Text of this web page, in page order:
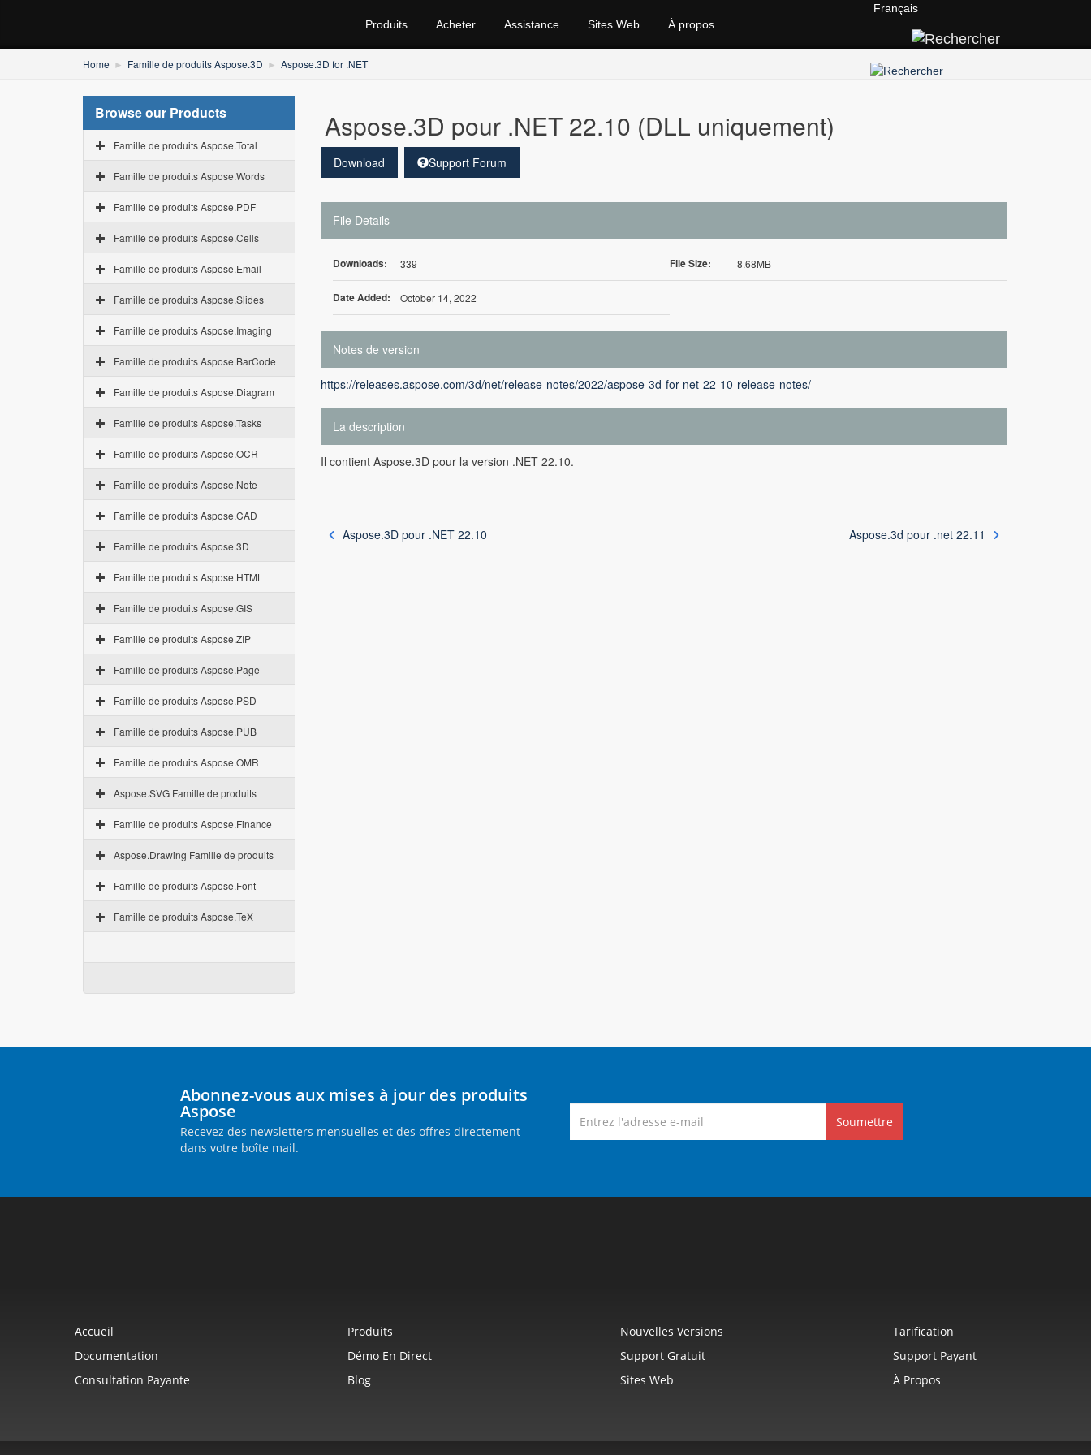
Français
Produits
Acheter Assistance Sites Web À propos
Home Famille de produits Aspose.3D Aspose.3D for .NET
Browse our Products
Famille de produits Aspose.Total
Famille de produits Aspose.Words
Famille de produits Aspose.PDF
Famille de produits Aspose.Cells
Famille de produits Aspose.Email
Famille de produits Aspose.Slides
Famille de produits Aspose.Imaging
Famille de produits Aspose.BarCode
Famille de produits Aspose.Diagram
Famille de produits Aspose.Tasks
Famille de produits Aspose.OCR
Famille de produits Aspose.Note
Famille de produits Aspose.CAD
Famille de produits Aspose.3D
Famille de produits Aspose.HTML
Famille de produits Aspose.GIS
Famille de produits Aspose.ZIP
Famille de produits Aspose.Page
Famille de produits Aspose.PSD
Famille de produits Aspose.PUB
Famille de produits Aspose.OMR
Aspose.SVG Famille de produits
Famille de produits Aspose.Finance
Aspose.Drawing Famille de produits
Famille de produits Aspose.Font
Famille de produits Aspose.TeX
Aspose.3D pour .NET 22.10 (DLL uniquement)
Download Support Forum
File Details
Downloads: 339 File Size: 8.68MB
Date Added: October 14, 2022
Notes de version
https://releases.aspose.com/3d/net/release-notes/2022/aspose-3d-for-net-22-10-release-notes/
La description
Il contient Aspose.3D pour la version .NET 22.10.
Aspose.3D pour .NET 22.10 Aspose.3d pour .net 22.11
Abonnez-vous aux mises à jour des produits
Aspose
Recevez des newsletters mensuelles et des offres directement
dans votre boîte mail.
Soumettre
Accueil Produits Nouvelles Versions
Tarification
Documentation
Démo En Direct Support Gratuit
Support Payant
Consultation Payante
Blog Sites Web À Propos